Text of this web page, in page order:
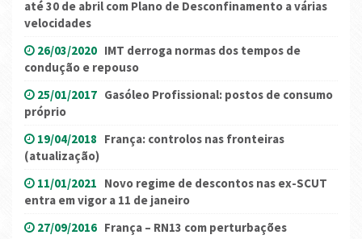
até 30 de abril com Plano de Desconfinamento a várias
velocidades
26/03/2020 IMT derroga normas dos tempos de
condução e repouso
25/01/2017 Gasóleo Profissional: postos de consumo
próprio
19/04/2018 França: controlos nas fronteiras
(atualização)
11/01/2021 Novo regime de descontos nas ex-SCUT
entra em vigor a 11 de janeiro
27/09/2016 França – RN13 com perturbações